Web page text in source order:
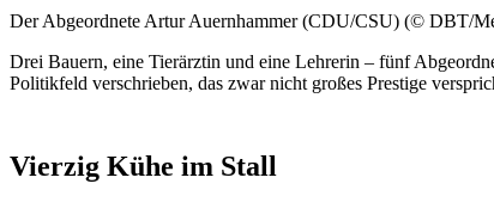
Der Abgeordnete Artur Auernhammer (CDU/CSU) (© DBT/
Drei Bauern, eine Tierärztin und eine Lehrerin – fünf
Politikfeld verschrieben, das zwar nicht großes Prestige
Vierzig Kühe im Stall